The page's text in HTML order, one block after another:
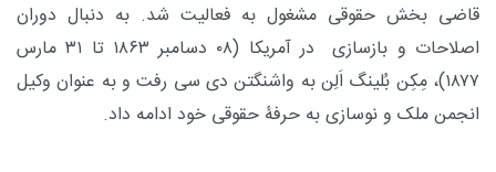
قاضی بخش حقوقی مشغول به فعالیت شد. به دنبال دوران
اصلاحات و بازسازی در آمریکا (۰۸ دسامبر ۱۸۶۳ تا ۳۱ مارس
۱۸۷۷)، مِکِن بُلینگ اَلِن به واشنگتن دی سی رفت و به عنوان وکیل
انجمن ملک و نوسازی به حرفۀ حقوقی خود ادامه داد.